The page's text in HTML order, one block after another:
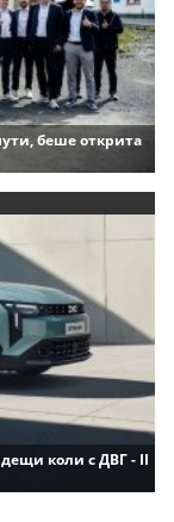
беше открита
коли с ДВГ - II